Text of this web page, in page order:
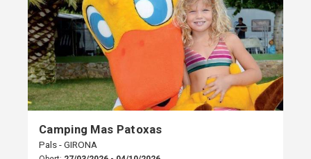
Camping Mas Patoxas
Pals - GIRONA